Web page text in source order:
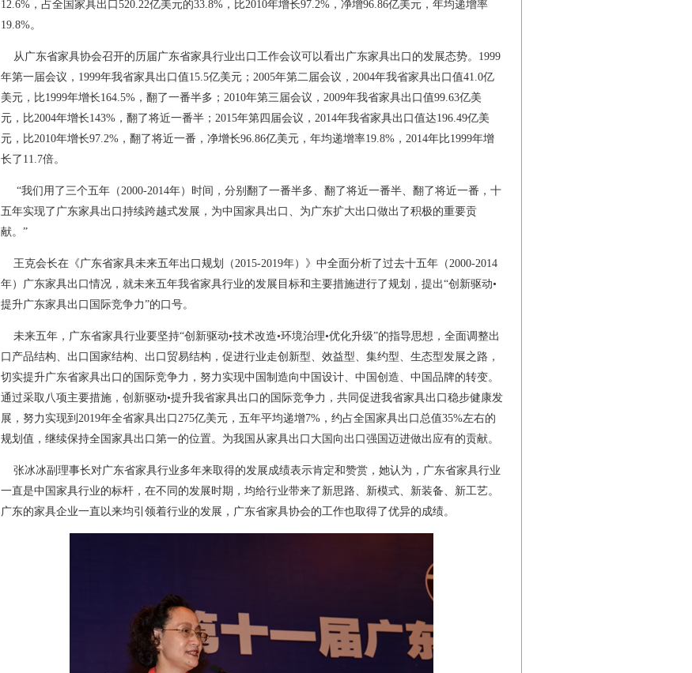
12.6%，占全国家具出口520.22亿美元的33.8%，比2010年增长97.2%，净增96.86亿美元，年均递增率
19.8%。
从广东省家具协会召开的历届广东省家具行业出口工作会议可以看出广东家具出口的发展态势。1999
年第一届会议，1999年我省家具出口值15.5亿美元；2005年第二届会议，2004年我省家具出口值41.0亿
美元，比1999年增长164.5%，翻了一番半多；2010年第三届会议，2009年我省家具出口值99.63亿美
元，比2004年增长143%，翻了将近一番半；2015年第四届会议，2014年我省家具出口值达196.49亿美
元，比2010年增长97.2%，翻了将近一番，净增长96.86亿美元，年均递增率19.8%，2014年比1999年增
长了11.7倍。
“我们用了三个五年（2000-2014年）时间，分别翻了一番半多、翻了将近一番半、翻了将近一番，十
五年实现了广东家具出口持续跨越式发展，为中国家具出口、为广东扩大出口做出了积极的重要贡
献。”
王克会长在《广东省家具未来五年出口规划（2015-2019年）》中全面分析了过去十五年（2000-2014
年）广东家具出口情况，就未来五年我省家具行业的发展目标和主要措施进行了规划，提出“创新驱动•
提升广东家具出口国际竞争力”的口号。
未来五年，广东省家具行业要坚持“创新驱动•技术改造•环境治理•优化升级”的指导思想，全面调整出
口产品结构、出口国家结构、出口贸易结构，促进行业走创新型、效益型、集约型、生态型发展之路，
切实提升广东省家具出口的国际竞争力，努力实现中国制造向中国设计、中国创造、中国品牌的转变。
通过采取八项主要措施，创新驱动•提升我省家具出口的国际竞争力，共同促进我省家具出口稳步健康发
展，努力实现到2019年全省家具出口275亿美元，五年平均递增7%，约占全国家具出口总值35%左右的
规划值，继续保持全国家具出口第一的位置。为我国从家具出口大国向出口强国迈进做出应有的贡献。
张冰冰副理事长对广东省家具行业多年来取得的发展成绩表示肯定和赞赏，她认为，广东省家具行业
一直是中国家具行业的标杆，在不同的发展时期，均给行业带来了新思路、新模式、新装备、新工艺。
广东的家具企业一直以来均引领着行业的发展，广东省家具协会的工作也取得了优异的成绩。